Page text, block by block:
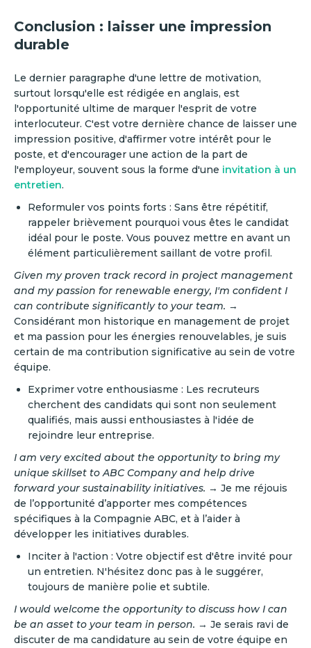
Conclusion : laisser une impression
durable
‍Le dernier paragraphe d'une lettre de motivation,
surtout lorsqu'elle est rédigée en anglais, est
l'opportunité ultime de marquer l'esprit de votre
interlocuteur. C'est votre dernière chance de laisser une
impression positive, d'affirmer votre intérêt pour le
poste, et d'encourager une action de la part de
l'employeur, souvent sous la forme d'une invitation à un
entretien.
Reformuler vos points forts : Sans être répétitif,
rappeler brièvement pourquoi vous êtes le candidat
idéal pour le poste. Vous pouvez mettre en avant un
élément particulièrement saillant de votre profil.
Given my proven track record in project management
and my passion for renewable energy, I'm confident I
can contribute significantly to your team. →
Considérant mon historique en management de projet
et ma passion pour les énergies renouvelables, je suis
certain de ma contribution significative au sein de votre
équipe.
Exprimer votre enthousiasme : Les recruteurs
cherchent des candidats qui sont non seulement
qualifiés, mais aussi enthousiastes à l'idée de
rejoindre leur entreprise.
I am very excited about the opportunity to bring my
unique skillset to ABC Company and help drive
forward your sustainability initiatives. → Je me réjouis
de l’opportunité d’apporter mes compétences
spécifiques à la Compagnie ABC, et à l’aider à
développer les initiatives durables.
Inciter à l'action : Votre objectif est d'être invité pour
un entretien. N'hésitez donc pas à le suggérer,
toujours de manière polie et subtile.
I would welcome the opportunity to discuss how I can
be an asset to your team in person. → Je serais ravi de
discuter de ma candidature au sein de votre équipe en